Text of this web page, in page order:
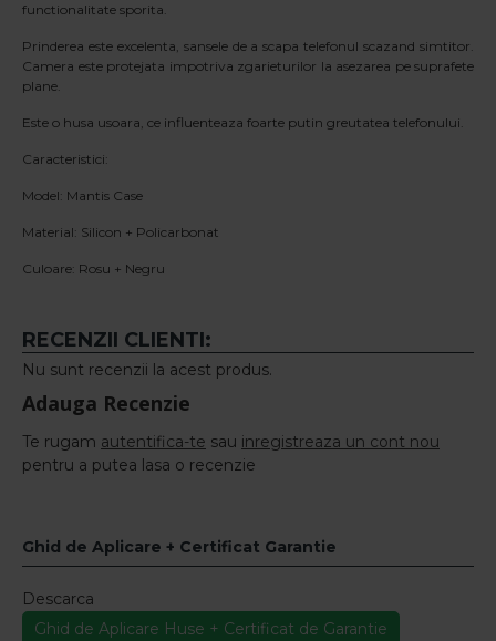
functionalitate sporita.
Prinderea este excelenta, sansele de a scapa telefonul scazand simtitor.
Camera este protejata impotriva zgarieturilor la asezarea pe suprafete
plane.
Este o husa usoara, ce influenteaza foarte putin greutatea telefonului.
Caracteristici:
Model: Mantis Case
Material: Silicon + Policarbonat
Culoare: Rosu + Negru
RECENZII CLIENTI:
Nu sunt recenzii la acest produs.
Adauga Recenzie
Te rugam autentifica-te sau inregistreaza un cont nou
pentru a putea lasa o recenzie
Ghid de Aplicare + Certificat Garantie
Descarca
Ghid de Aplicare Huse + Certificat de Garantie